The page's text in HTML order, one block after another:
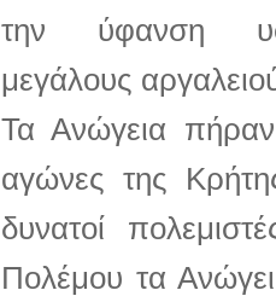
την ύφανση
μεγάλους
Τα Ανώγεια
αγώνες της
δυνατοί
Πολέμου τα